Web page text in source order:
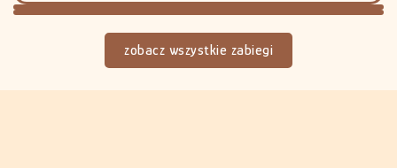
zobacz wszystkie zabiegi